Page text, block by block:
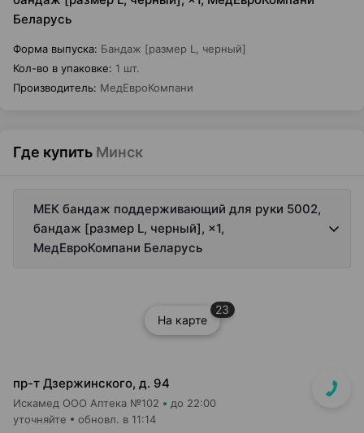
Беларусь
Форма выпуска: Бандаж [размер L, черный]
Кол-во в упаковке: 1 шт.
Производитель: МедЕвроКомпани
Где купить Минск
МЕК бандаж поддерживающий для руки 5002,
бандаж [размер L, черный], ×1,
МедЕвроКомпани Беларусь
На карте
23
пр-т Дзержинского, д. 94
Искамед ООО Аптека №102 до 22:00
уточняйте обновл. в 11:14